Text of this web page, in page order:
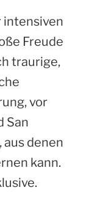
intensiven
Freude
traurige,
vor
San
aus denen
kann.